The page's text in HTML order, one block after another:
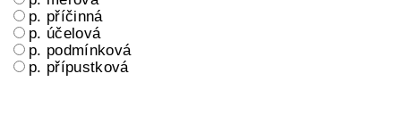
p. příčinná
p. účelová
p. podmínková
p. přípustková